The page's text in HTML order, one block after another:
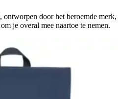
ontworpen door het beroemde merk,
je overal mee naartoe te nemen.